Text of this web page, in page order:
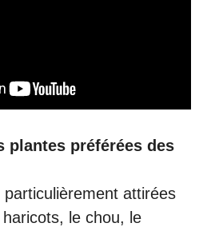
plantes préférées des
attirées
le chou, le